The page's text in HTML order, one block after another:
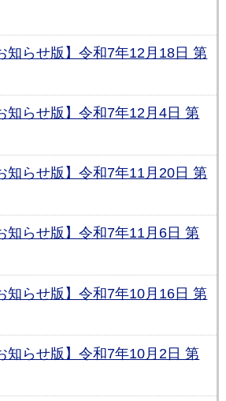
知らせ版】令和7年12月18日 第
知らせ版】令和7年12月4日 第
知らせ版】令和7年11月20日 第
知らせ版】令和7年11月6日 第
知らせ版】令和7年10月16日 第
知らせ版】令和7年10月2日 第